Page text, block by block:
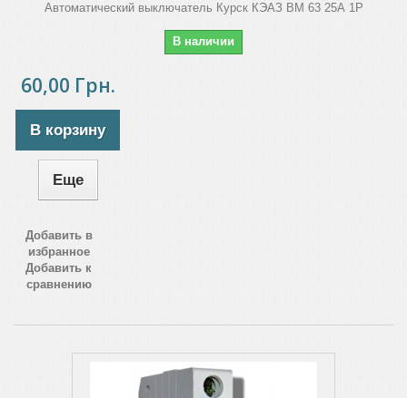
Автоматический выключатель Курск КЭАЗ ВМ 63 25А 1Р
В наличии
60,00 Грн.
В корзину
Еще
Добавить в
избранное
Добавить к
сравнению